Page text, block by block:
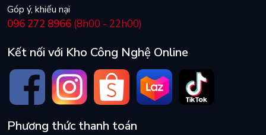
Góp ý, khiếu nại
096 272 8966 (8h00 - 22h00)
Kết nối với Kho Công Nghệ Online
Phương thức thanh toán